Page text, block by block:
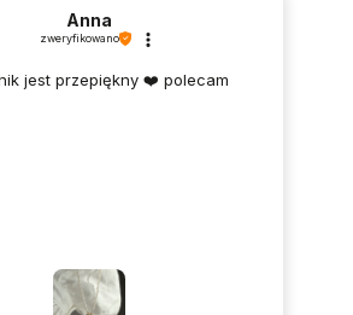
Anna
zweryfikowano
jest przepiękny ❤️ polecam